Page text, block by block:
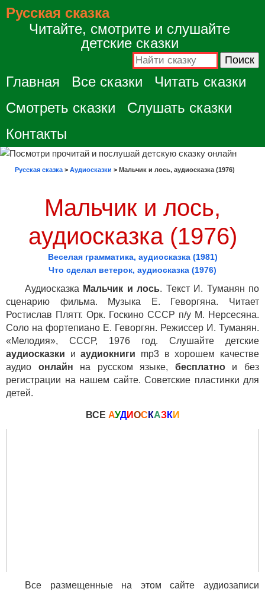
Русская сказка
Читайте, смотрите и слушайте
детские сказки
Главная Все сказки
Читать сказки
Смотреть сказки
Слушать сказки
Контакты
Русская сказка > Аудиосказки > Мальчик и лось, аудиосказка (1976)
Мальчик и лось,
аудиосказка (1976)
Веселая грамматика, аудиосказка (1981)
Что сделал ветерок, аудиосказка (1976)
Аудиосказка Мальчик и лось. Текст И. Туманян по
сценарию фильма. Музыка Е. Геворгяна. Читает
Ростислав Плятт. Орк. Госкино СССР п/у М. Нерсесяна.
Соло на фортепиано Е. Геворгян. Режиссер И. Туманян.
«Мелодия», СССР, 1976 год. Слушайте детские
аудиосказки иаудиокниги mp3 в хорошем качестве
аудио онлайн на русском языке, бесплатнои без
регистрации на нашем сайте. Советские пластинки для
детей.
ВСЕ АУДИОС КАЗКИ
Все размещенные на этом сайте аудиозаписи